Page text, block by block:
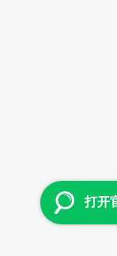
打开